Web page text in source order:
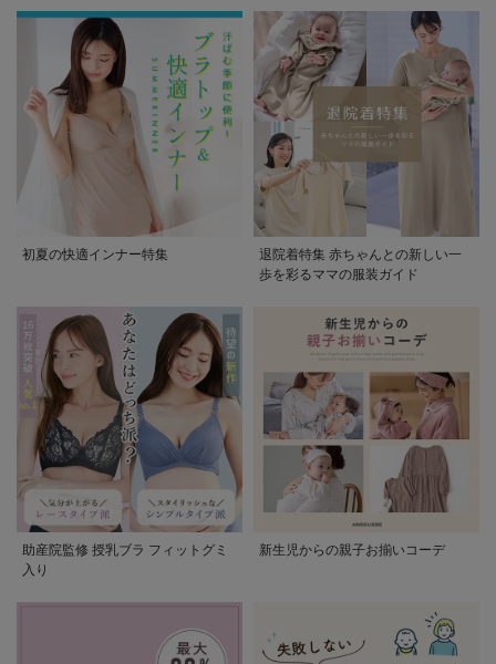
初夏の快適インナー特集
退院着特集 赤ちゃんとの新しい一
歩を彩るママの服装ガイド
助産院監修 授乳ブラ フィットグミ
入り
新生児からの親子お揃いコーデ